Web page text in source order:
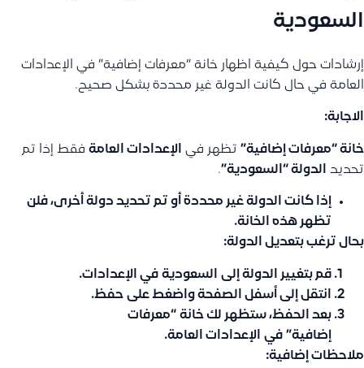
السعودية
إرشادات حول كيفية اظهار خانة “معرفات إضافية” في الإعدادات
العامة في حال كانت الدولة غير محددة بشكل صحيح.
الاجابة:
خانة “معرفات إضافية” تظهر في الإعدادات العامة فقط إذا تم
تحديد
الدولة “السعودية”.
إذا كانت الدولة غير محددة أو تم تحديد دولة أخرى، فلن
تظهر هذه الخانة.
بحال ترغب بتعديل الدولة:
قم بتغيير الدولة إلى السعودية في الإعدادات.
انتقل إلى أسفل الصفحة واضغط على حفظ.
بعد الحفظ، ستظهر لك خانة “معرفات
إضافية” في الإعدادات العامة.
ملاحظات إضافية: